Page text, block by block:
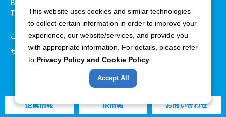
企業情報 IR情報 お問い合わせ
B27階
TEL：06-6375-3900 FAX：06-6375-8825
ご利用環境について
個人情報保護方針
サイトマップ
Copyright ©Takamiya Co., Ltd. All rights reserved.
This website uses cookies and similar technologies
to collect certain information in order to improve your
experience, our website/services, and provide you
with appropriate information. For details, please refer
to Privacy Policy and Cookie Policy
Accept All